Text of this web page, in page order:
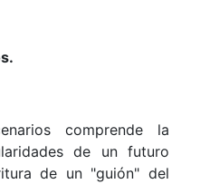
comprende la
de un futuro
de un "guión" del